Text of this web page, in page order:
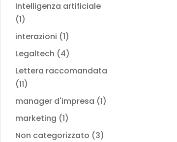
Intelligenza artificiale
(1)
interazioni (1)
Legaltech (4)
Lettera raccomandata
(11)
manager d'impresa (1)
marketing (1)
Non categorizzato (3)